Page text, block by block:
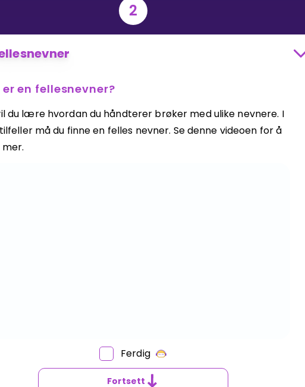
2
er en fellesnevner?
du lære hvordan du håndterer brøker med ulike nevnere. I
må du finne en felles nevner. Se denne videoen for å
Ferdig
Fortsett